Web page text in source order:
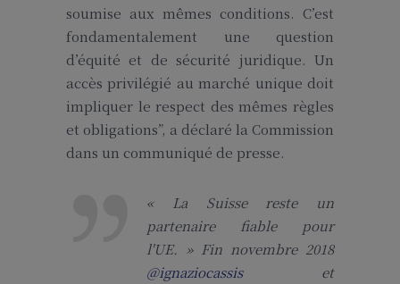
soumise aux mêmes conditions. C’est
fondamentalement une question
d’équité et de sécurité juridique. Un
accès privilégié au marché unique doit
impliquer le respect des mêmes règles
et obligations”, a déclaré la Commission
dans un communiqué de presse.
« La Suisse reste un
partenaire fiable pour
l'UE. » Fin novembre 2018
@ignaziocassiset